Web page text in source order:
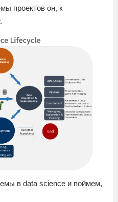
проектов он, к
в data science и поймем,